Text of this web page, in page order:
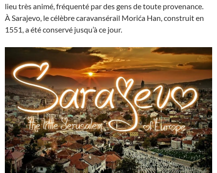
lieu très animé, fréquenté par des gens de toute provenance.
À Sarajevo, le célèbre caravansérail Morića Han, construit en
1551, a été conservé jusqu’à ce jour.